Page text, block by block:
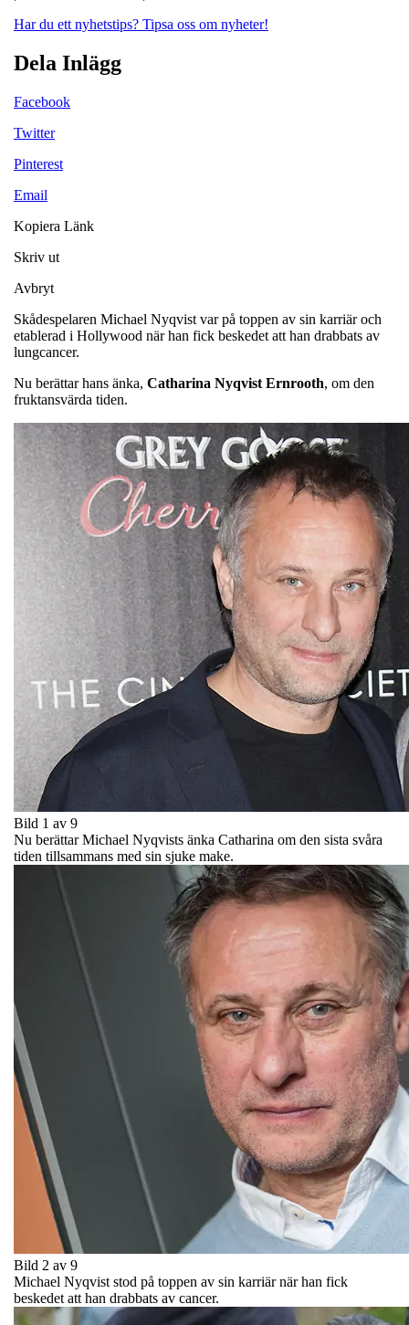
Har du ett nyhetstips? Tipsa oss om nyheter!
Dela Inlägg
Facebook
Twitter
Pinterest
Email
Kopiera Länk
Skriv ut
Avbryt
Skådespelaren Michael Nyqvist var på toppen av sin karriär och
etablerad i Hollywood när han fick beskedet att han drabbats av
lungcancer.
Nu berättar hans änka, Catharina Nyqvist Ernrooth, om den
fruktansvärda tiden.
Bild 1 av 9
Nu berättar Michael Nyqvists änka Catharina om den sista svåra
tiden tillsammans med sin sjuke make.
Bild 2 av 9
Michael Nyqvist stod på toppen av sin karriär när han fick
beskedet att han drabbats av cancer.